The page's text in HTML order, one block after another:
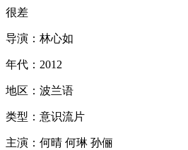
很差
导演： 林心如
年代： 2012
地区： 波兰语
类型： 意识流片
主演： 何晴 何琳 孙俪